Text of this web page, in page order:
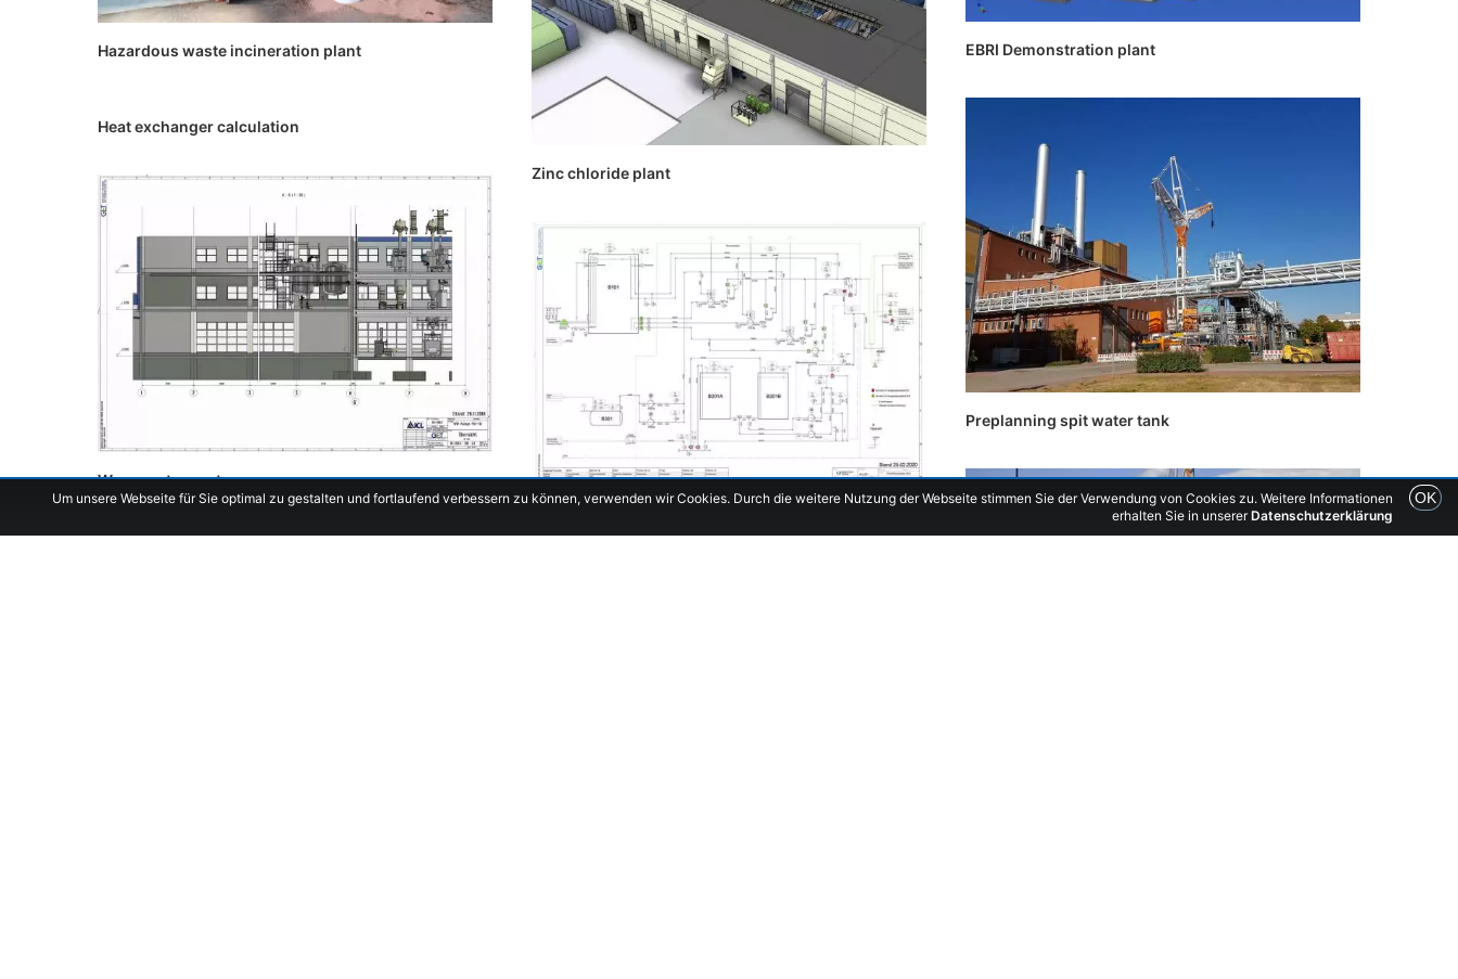
Um unsere Webseite für Sie optimal zu gestalten und fortlaufend verbessern zu können, verwenden wir Cookies. Durch die weitere Nutzung der Webseite stimmen Sie der Verwendung von Cookies zu. Weitere Informationen
erhalten Sie in unsererDatenschutzerklärung
OK
Hazardous waste incineration plant EBRI Demonstration plant
Zinc chloride plant
Preplanning spit water tank
Heat exchanger calculation
Warm water system